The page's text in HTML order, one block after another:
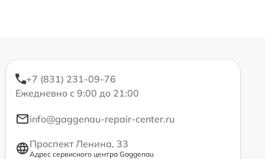
+7 (831) 231-09-76
Ежедневно с 9:00 до 21:00
info@gaggenau-repair-center.ru
Проспект Ленина, 33
Адрес сервисного центра Gaggenau